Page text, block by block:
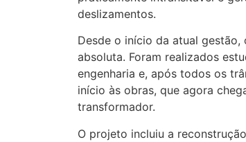
deslizamentos.
Desde o início da atual
absoluta. Foram realizados
engenharia e, após todos os
início às obras, que agora
transformador.
O projeto incluiu a